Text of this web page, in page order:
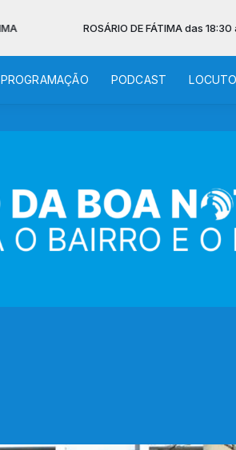
ROSÁRIO DE FÁTIMA das 18:30 às 19:00 -
PROGRAMAÇÃO PODCAST